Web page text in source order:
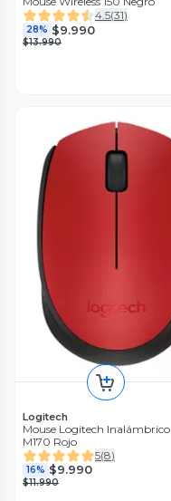
4.5(31)
28% $9.990
$13.990
Logitech
Mouse Logitech Inalámbrico
M170 Rojo
5(8)
16% $9.990
$11.990